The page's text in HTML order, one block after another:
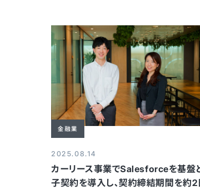
金融業
2025.08.14
カーリース事業でSalesforceを基盤
子契約を導入し、契約締結期間を約2